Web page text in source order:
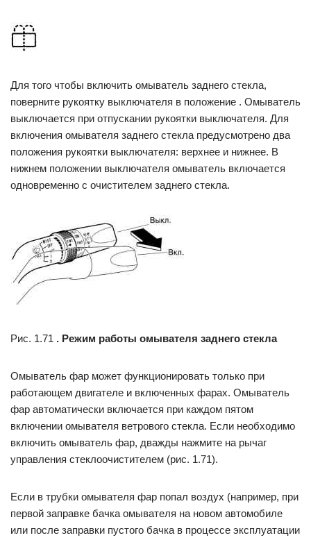
Для того чтобы включить омыватель заднего стекла,
поверните рукоятку выключателя в положение . Омыватель
выключается при отпускании рукоятки выключателя. Для
включения омывателя заднего стекла предусмотрено два
положения рукоятки выключателя: верхнее и нижнее. В
нижнем положении выключателя омыватель включается
одновременно с очистителем заднего стекла.
Рис. 1.71 . Режим работы омывателя заднего стекла
Омыватель фар может функционировать только при
работающем двигателе и включенных фарах. Омыватель
фар автоматически включается при каждом пятом
включении омывателя ветрового стекла. Если необходимо
включить омыватель фар, дважды нажмите на рычаг
управления стеклоочистителем (рис. 1.71).
Если в трубки омывателя фар попал воздух (например, при
первой заправке бачка омывателя на новом автомобиле
или после заправки пустого бачка в процессе эксплуатации